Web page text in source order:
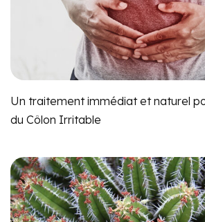
Un traitement immédiat et naturel
du Côlon Irritable